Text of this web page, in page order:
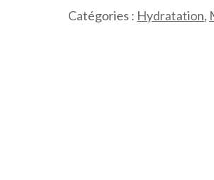
HYDRA'GLOBAL
Catégories : Hydratation,